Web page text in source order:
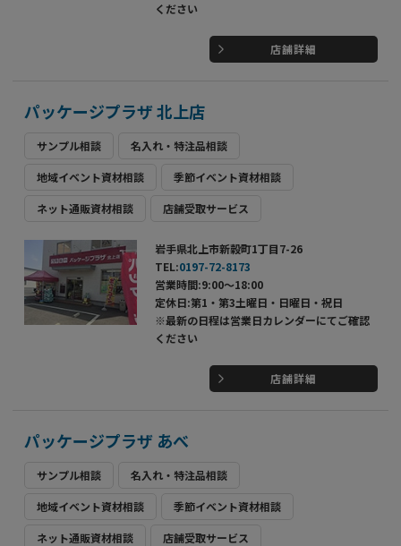
ください
店舗詳細
パッケージプラザ 北上店
サンプル相談 名入れ・特注品相談
地域イベント資材相談 季節イベント資材相談
ネット通販資材相談 店舗受取サービス
岩手県北上市新穀町1丁目7-26
TEL:0197-72-8173
営業時間:9:00～18:00
定休日:第1・第3土曜日・日曜日・祝日
※最新の日程は営業日カレンダーにてご確認
ください
店舗詳細
パッケージプラザ あべ
サンプル相談 名入れ・特注品相談
地域イベント資材相談 季節イベント資材相談
ネット通販資材相談 店舗受取サービス